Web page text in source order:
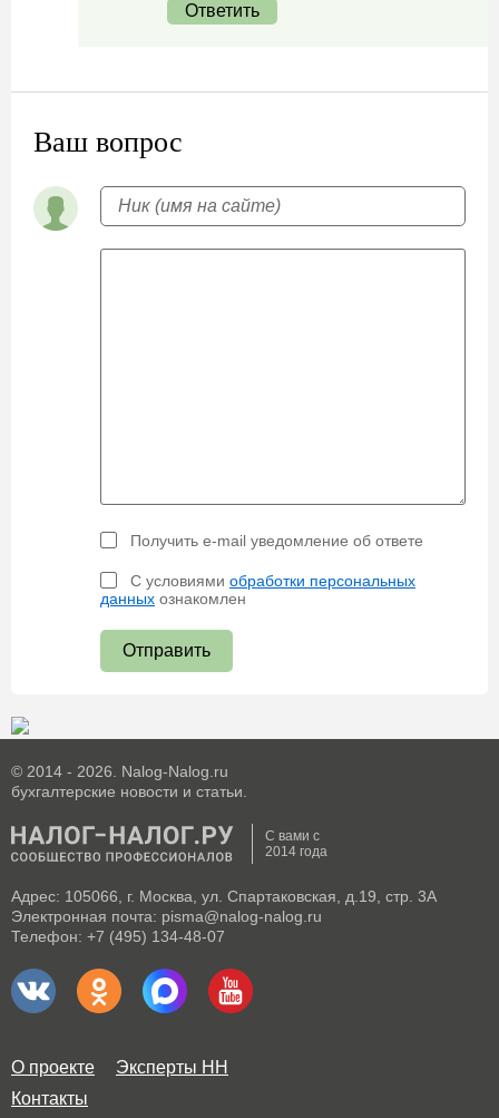
Ответить
Ваш вопрос
Получить e-mail уведомление об ответе
С условиями обработки персональных
данных ознакомлен
Отправить
© 2014 - 2026. Nalog-Nalog.ru
бухгалтерские новости и статьи.
С вами с
2014 года
Адрес: 105066, г. Москва, ул. Спартаковская, д.19, стр. 3А
Электронная почта: pisma@nalog-nalog.ru
Телефон: +7 (495) 134-48-07
О проекте
Эксперты НН
Контакты